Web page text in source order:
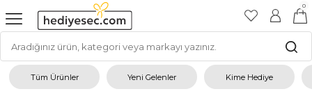
0
Tüm Ürünler Yeni Gelenler Kime Hediye